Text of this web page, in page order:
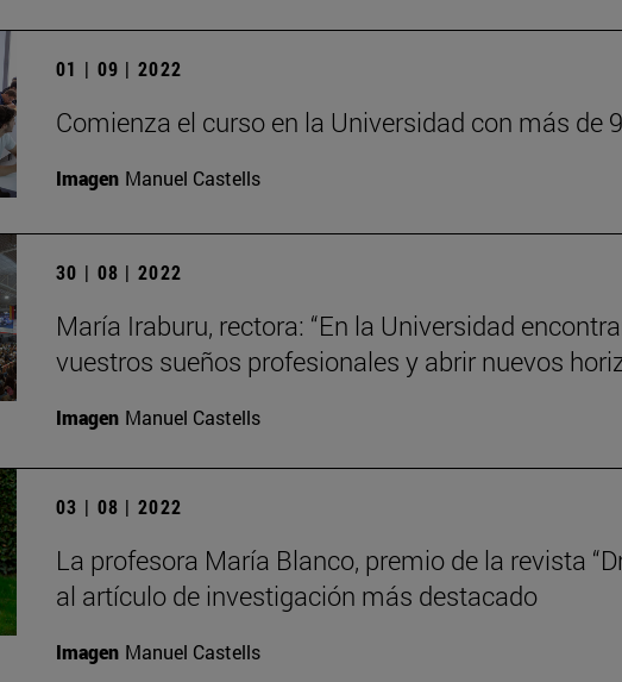
01 | 09 | 2022
Comienza el curso en la Universidad con más de
Imagen Manuel Castells
30 | 08 | 2022
María Iraburu, rectora: “En la Universidad
vuestros sueños profesionales y abrir nuevos
Imagen Manuel Castells
03 | 08 | 2022
La profesora María Blanco, premio de la revista
al artículo de investigación más destacado
Imagen Manuel Castells